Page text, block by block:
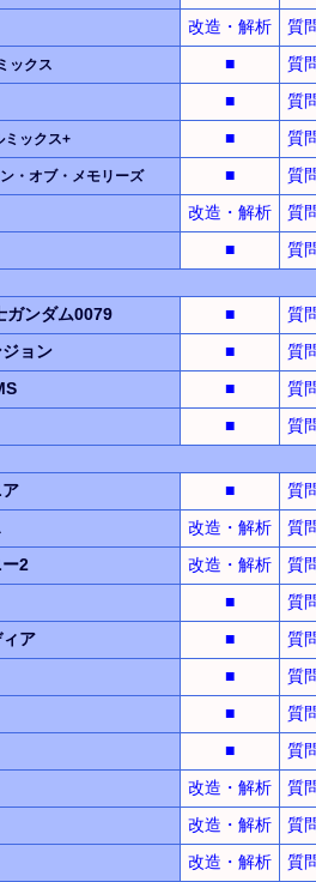
改造・解析 質
ックス ■ 質
■ 質
ミックス+ ■ 質
・オブ・メモリーズ ■ 質
改造・解析 質
■ 質
ガンダム0079 ■ 質
ョン
■ 質
■ 質
■ 質
■ 質
改造・解析 質
2
改造・解析 質
■ 質
ア
■ 質
■ 質
■ 質
■ 質
改造・解析 質
改造・解析 質
改造・解析 質